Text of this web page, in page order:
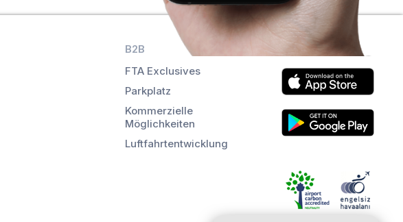
B2B
FTA Exclusives
Parkplatz
Kommerzielle
Möglichkeiten
Luftfahrtentwicklung
Hol dir die App